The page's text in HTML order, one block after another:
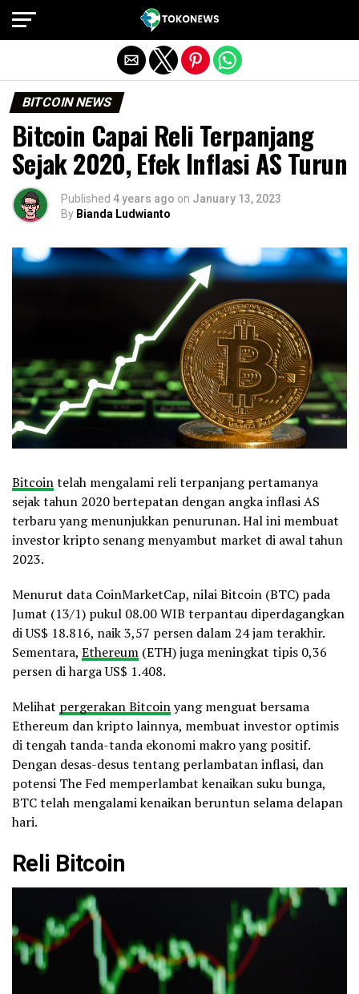
BITCOIN NEWS
Bitcoin Capai Reli Terpanjang
Sejak 2020, Efek Inflasi AS Turun
Published 4 years ago on January 13, 2023
By Bianda Ludwianto
Bitcointelah mengalami reli terpanjang pertamanya
sejak tahun 2020 bertepatan dengan angka inflasi AS
terbaru yang menunjukkan penurunan. Hal ini membuat
investor kripto senang menyambut market di awal tahun
2023.
Menurut data CoinMarketCap, nilai Bitcoin (BTC) pada
Jumat (13/1) pukul 08.00 WIB terpantau diperdagangkan
di US$ 18.816, naik 3,57 persen dalam 24 jam terakhir.
Sementara, Ethereum (ETH) juga meningkat tipis 0,36
persen di harga US$ 1.408.
Melihat pergerakan Bitcoinyang menguat bersama
Ethereum dan kripto lainnya, membuat investor optimis
di tengah tanda-tanda ekonomi makro yang positif.
Dengan desas-desus tentang perlambatan inflasi, dan
potensi The Fed memperlambat kenaikan suku bunga,
BTC telah mengalami kenaikan beruntun selama delapan
hari.
Reli Bitcoin
Exit mobile version